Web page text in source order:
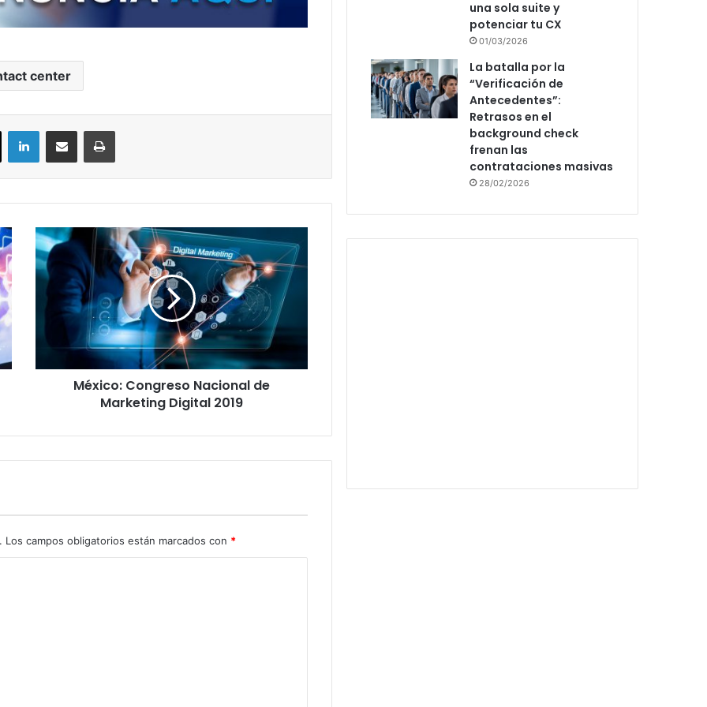
center
X LinkedInCompartir por correo electrónicoImprimir
México:
Congreso
Nacional
de
Marketing
Digital
México: Congreso Nacional de
Marketing Digital 2019
Los campos obligatorios están marcados con *
una sola suite y
potenciar tu CX
01/03/2026
La batalla por la
“Verificación de
Antecedentes”:
Retrasos en el
background check
frenan las
contrataciones masivas
28/02/2026